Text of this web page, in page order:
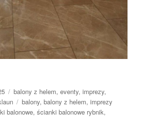
Kategorie
balony z helem,eventy,imprezy,
Tagi
balony,balony z helem,imprezy
balonowe,ścianki balonowe rybnik,